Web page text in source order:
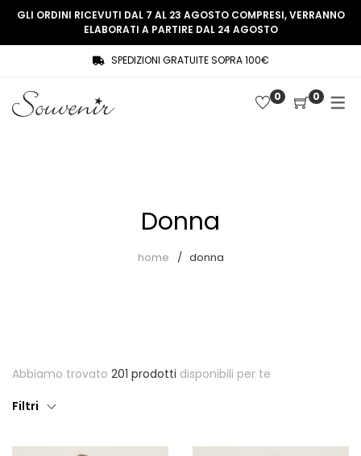
SHOP
Souvenir Privée
COLLEZIONE
THREE WOMEN, ONE MEMORY
GLI ORDINI RICEVUTI DAL 7 AL 23 AGOSTO COMPRESI, VERRANNO
ELABORATI A PARTIRE DAL 24 AGOSTO
SPEDIZIONI GRATUITE SOPRA 100€
0 0
Donna
home donna
Abbiamo trovato 201 prodotti disponibili per te
Filtri